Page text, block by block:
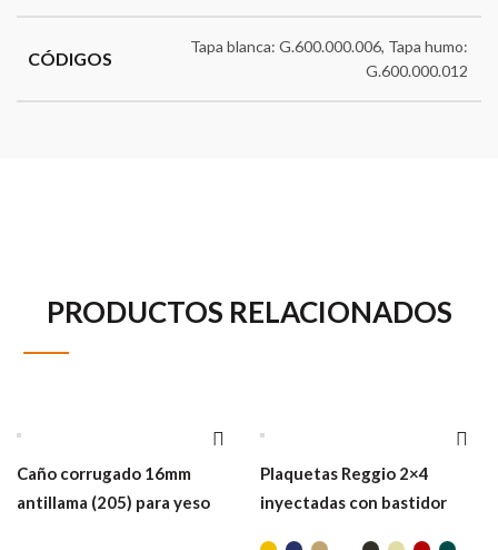
CÓDIGOS
Tapa blanca: G.600.000.006, Tapa humo:
G.600.000.012
PRODUCTOS RELACIONADOS
Caño corrugado 16mm
antillama (205) para yeso
Plaquetas Reggio 2×4
inyectadas con bastidor